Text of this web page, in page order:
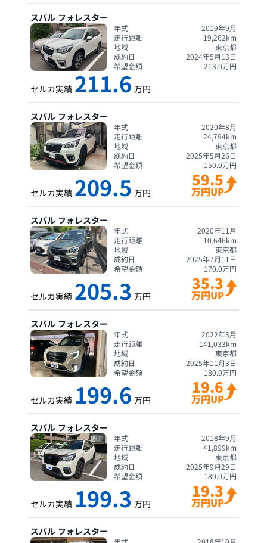
スバル フォレスター
年式
2019年9月
走行距離
19,262km
地域
東京都
成約日
2024年5月13日
希望金額
213.0万円
セルカ実績 211.6 万円
スバル フォレスター
年式
2020年8月
走行距離
24,794km
地域
東京都
成約日
2025年5月26日
希望金額
150.0万円
セルカ実績 209.5 万円
59.5
万円UP
スバル フォレスター
年式
2020年11月
走行距離
10,646km
地域
東京都
成約日
2025年7月11日
希望金額
170.0万円
セルカ実績 205.3 万円
35.3
万円UP
スバル フォレスター
年式
2022年3月
走行距離
141,033km
地域
東京都
成約日
2025年11月3日
希望金額
180.0万円
セルカ実績 199.6 万円
19.6
万円UP
スバル フォレスター
年式
2018年9月
走行距離
41,899km
地域
東京都
成約日
2025年9月29日
希望金額
180.0万円
セルカ実績 199.3 万円
19.3
万円UP
スバル フォレスター